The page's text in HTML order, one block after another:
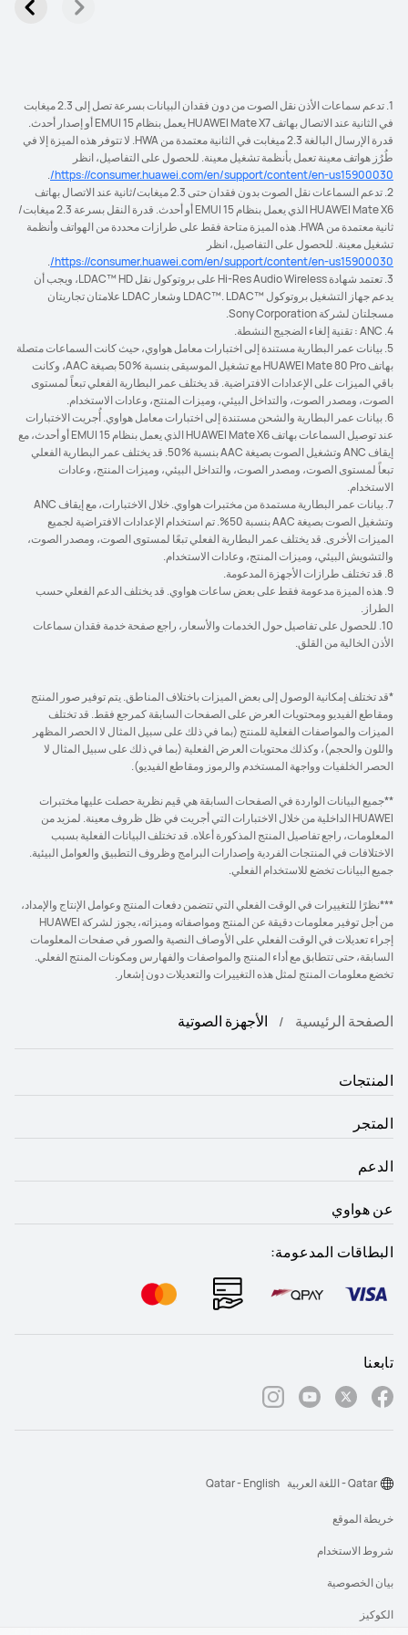
1. تدعم سماعات الأذن نقل الصوت من دون فقدان البيانات بسرعة تصل إلى 2.3 ميغابت
في الثانية عند الاتصال بهاتف HUAWEI Mate X7 يعمل بنظام EMUI 15 أو إصدار أحدث.
قدرة الإرسال البالغة 2.3 ميغابت في الثانية معتمدة من HWA. لا تتوفر هذه الميزة إلا في
طُرُز هواتف معينة تعمل بأنظمة تشغيل معينة. للحصول على التفاصيل، انظر
https://consumer.huawei.com/en/support/content/en-us15900030/
.
2. تدعم السماعات نقل الصوت بدون فقدان حتى 2.3 ميغابت/ثانية عند الاتصال بهاتف
HUAWEI Mate X6 الذي يعمل بنظام EMUI 15 أو أحدث. قدرة النقل بسرعة 2.3 ميغابت/
ثانية معتمدة من HWA. هذه الميزة متاحة فقط على طرازات محددة من الهواتف وأنظمة
تشغيل معينة. للحصول على التفاصيل، انظر
https://consumer.huawei.com/en/support/content/en-us15900030/
.
3. تعتمد شهادة Hi-Res Audio Wireless على بروتوكول نقل ‎LDAC™‎ HD، ويجب أن
يدعم جهاز التشغيل بروتوكول ‎LDAC™‎. ‎LDAC™‎ وشعار LDAC علامتان تجاريتان
مسجلتان لشركة Sony Corporation.
4. ANC : تقنية إلغاء الضجيج النشطة.
5. بيانات عمر البطارية مستندة إلى اختبارات معامل هواوي، حيث كانت السماعات متصلة
بهاتف HUAWEI Mate 80 Pro مع تشغيل الموسيقى بنسبة ‎50%‎ بصيغة AAC، وكانت
باقي الميزات على الإعدادات الافتراضية. قد يختلف عمر البطارية الفعلي تبعاً لمستوى
الصوت، ومصدر الصوت، والتداخل البيئي، وميزات المنتج، وعادات الاستخدام.
6. بيانات عمر البطارية والشحن مستندة إلى اختبارات معامل هواوي. أُجريت الاختبارات
عند توصيل السماعات بهاتف HUAWEI Mate X6 الذي يعمل بنظام EMUI 15 أو أحدث، مع
إيقاف ANC وتشغيل الصوت بصيغة AAC بنسبة ‎50%‎. قد يختلف عمر البطارية الفعلي
تبعاً لمستوى الصوت، ومصدر الصوت، والتداخل البيئي، وميزات المنتج، وعادات
الاستخدام.
7. بيانات عمر البطارية مستمدة من مختبرات هواوي. خلال الاختبارات، مع إيقاف ANC
وتشغيل الصوت بصيغة AAC بنسبة 50%. تم استخدام الإعدادات الافتراضية لجميع
الميزات الأخرى. قد يختلف عمر البطارية الفعلي تبعًا لمستوى الصوت، ومصدر الصوت،
والتشويش البيئي، وميزات المنتج، وعادات الاستخدام.
8. قد تختلف طرازات الأجهزة المدعومة.
9. هذه الميزة مدعومة فقط على بعض ساعات هواوي. قد يختلف الدعم الفعلي حسب
الطراز.
10. للحصول على تفاصيل حول الخدمات والأسعار، راجع صفحة خدمة فقدان سماعات
الأذن الخالية من القلق.
*قد تختلف إمكانية الوصول إلى بعض الميزات باختلاف المناطق. يتم توفير صور المنتج
ومقاطع الفيديو ومحتويات العرض على الصفحات السابقة كمرجع فقط. قد تختلف
الميزات والمواصفات الفعلية للمنتج (بما في ذلك على سبيل المثال لا الحصر المظهر
واللون والحجم)، وكذلك محتويات العرض الفعلية (بما في ذلك على سبيل المثال لا
الحصر الخلفيات وواجهة المستخدم والرموز ومقاطع الفيديو).
**جميع البيانات الواردة في الصفحات السابقة هي قيم نظرية حصلت عليها مختبرات
HUAWEI الداخلية من خلال الاختبارات التي أجريت في ظل ظروف معينة. لمزيد من
المعلومات، راجع تفاصيل المنتج المذكورة أعلاه. قد تختلف البيانات الفعلية بسبب
الاختلافات في المنتجات الفردية وإصدارات البرامج وظروف التطبيق والعوامل البيئية.
جميع البيانات تخضع للاستخدام الفعلي.
***نظرًا للتغييرات في الوقت الفعلي التي تتضمن دفعات المنتج وعوامل الإنتاج والإمداد،
من أجل توفير معلومات دقيقة عن المنتج ومواصفاته وميزاته، يجوز لشركة HUAWEI
إجراء تعديلات في الوقت الفعلي على الأوصاف النصية والصور في صفحات المعلومات
السابقة، حتى تتطابق مع أداء المنتج والمواصفات والفهارس ومكونات المنتج الفعلي.
تخضع معلومات المنتج لمثل هذه التغييرات والتعديلات دون إشعار.
الصفحة الرئيسية الأجهزة الصوتية
المنتجات
المتجر
الدعم
عن هواوي
البطاقات المدعومة:
تابعنا
خريطة الموقع
شروط الاستخدام
بيان الخصوصية
الكوكيز
Qatar - اللغة العربية Qatar - English